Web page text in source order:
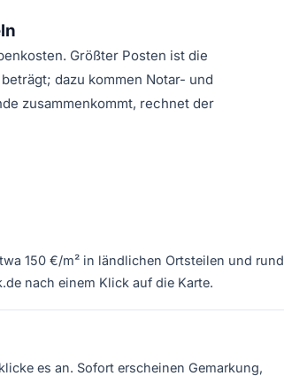
Größter Posten ist die
dazu kommen Notar- und
zusammenkommt, rechnet der
150 €/m² in ländlichen Ortsteilen und rund
nach einem Klick auf die Karte.
es an. Sofort erscheinen Gemarkung,